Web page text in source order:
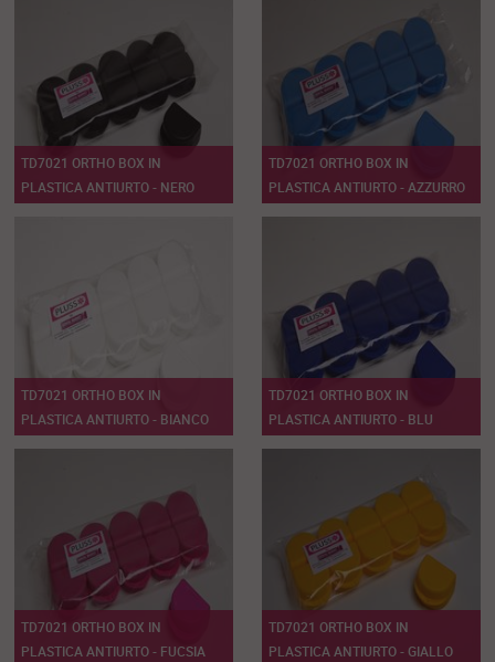
TD7021 ORTHO BOX IN
PLASTICA ANTIURTO - NERO
TD7021 ORTHO BOX IN
PLASTICA ANTIURTO - AZZURRO
TD7021 ORTHO BOX IN
PLASTICA ANTIURTO - BIANCO
TD7021 ORTHO BOX IN
PLASTICA ANTIURTO - BLU
TD7021 ORTHO BOX IN
PLASTICA ANTIURTO - FUCSIA
TD7021 ORTHO BOX IN
PLASTICA ANTIURTO - GIALLO